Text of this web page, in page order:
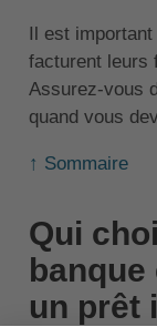
Il est
facturent leurs
Assurez-vous
quand vous
↑ Sommaire
Qui
un prêt